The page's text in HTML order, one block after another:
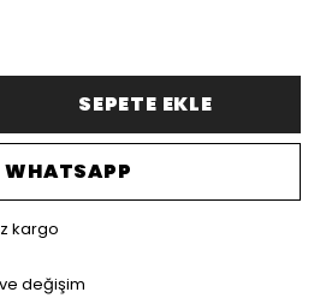
SEPETE EKLE
WHATSAPP
kargo
değişim